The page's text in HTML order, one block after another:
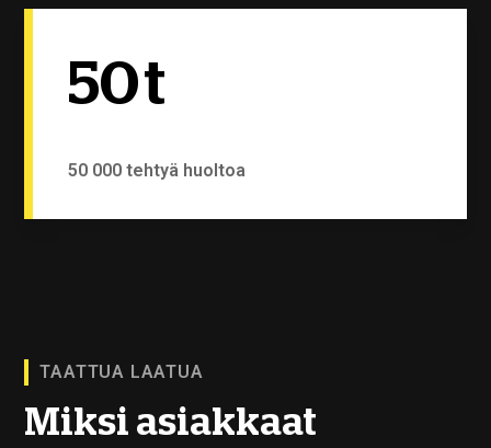
50t
50 000 tehtyä huoltoa
TAATTUA LAATUA
Miksi asiakkaat